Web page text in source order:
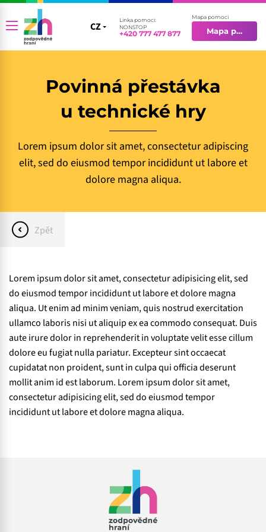
CZ
CZ
Linka pomoci:
NONSTOP
+420 777 477 877
Mapa pomoci
Mapa pomoci
Povinná přestávka
u technické hry
Lorem ipsum dolor sit amet, consectetur adipiscing
elit, sed do eiusmod tempor incididunt ut labore et
dolore magna aliqua.
Zpět
Lorem ipsum dolor sit amet, consectetur adipisicing elit, sed
do eiusmod tempor incididunt ut labore et dolore magna
aliqua. Ut enim ad minim veniam, quis nostrud exercitation
ullamco laboris nisi ut aliquip ex ea commodo consequat. Duis
aute irure dolor in reprehenderit in voluptate velit esse cillum
dolore eu fugiat nulla pariatur. Excepteur sint occaecat
cupidatat non proident, sunt in culpa qui officia deserunt
mollit anim id est laborum. Lorem ipsum dolor sit amet,
consectetur adipisicing elit, sed do eiusmod tempor
incididunt ut labore et dolore magna aliqua.